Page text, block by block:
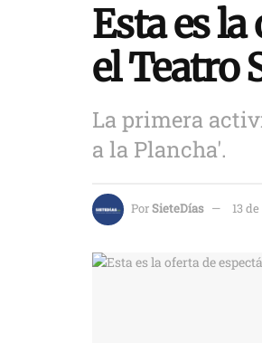
Esta es
el Teatro
La primera
a la Plancha'.
PorSieteDías 13